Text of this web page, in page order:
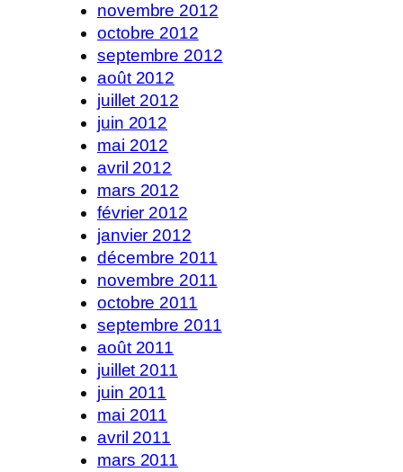
novembre 2012
octobre 2012
septembre 2012
août 2012
juillet 2012
juin 2012
mai 2012
avril 2012
mars 2012
février 2012
janvier 2012
décembre 2011
novembre 2011
octobre 2011
septembre 2011
août 2011
juillet 2011
juin 2011
mai 2011
avril 2011
mars 2011